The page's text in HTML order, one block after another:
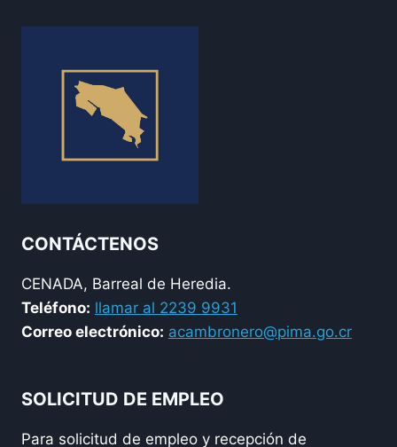
Y
DEL
MRCH
CONTÁCTENOS
CENADA, Barreal de Heredia.
Teléfono: llamar al 2239 9931
Correo electrónico: acambronero@pima.go.cr
SOLICITUD DE EMPLEO
Para solicitud de empleo y recepción de